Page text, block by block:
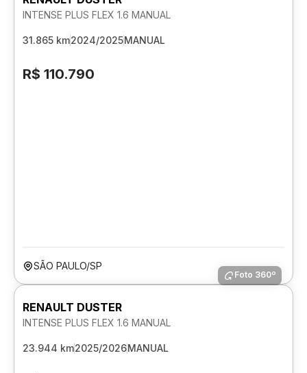
INTENSE PLUS FLEX 1.6 MANUAL
31.865 km2024/2025MANUAL
R$ 110.790
SÃO PAULO/SP
Foto 360º
RENAULT DUSTER
INTENSE PLUS FLEX 1.6 MANUAL
23.944 km2025/2026MANUAL